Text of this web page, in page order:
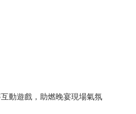
動遊戲，助燃晚宴現場氣氛